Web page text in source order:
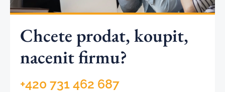
Chcete prodat, koupit,
nacenit firmu?
+420 731 462 687